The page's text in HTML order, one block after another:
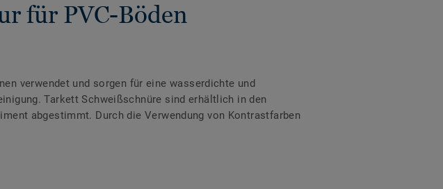
für PVC-Böden
verwendet und sorgen für eine wasserdichte und
Tarkett Schweißschnüre sind erhältlich in den
abgestimmt. Durch die Verwendung von Kontrastfarben